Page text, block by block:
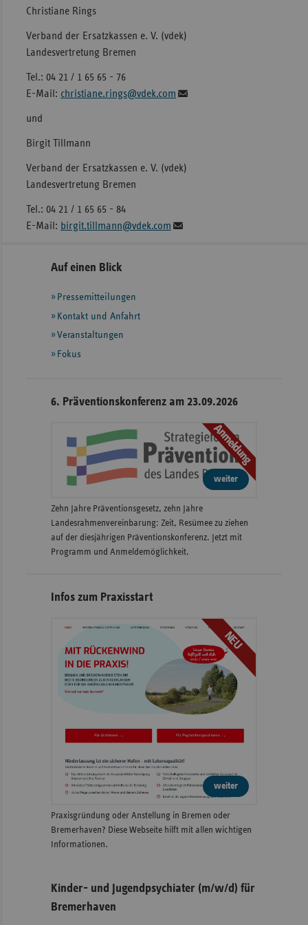
Christiane Rings
Verband der Ersatzkassen e. V. (vdek)
Landesvertretung Bremen
Tel.: 04 21 / 1 65 65 - 76
E-Mail: christiane.rings@vdek.com
und
Birgit Tillmann
Verband der Ersatzkassen e. V. (vdek)
Landesvertretung Bremen
Tel.: 04 21 / 1 65 65 - 84
E-Mail: birgit.tillmann@vdek.com
Seitennavigation
Seitenleiste
weiteren
Informationen
Auf einen Blick
Pressemitteilungen
Kontakt und Anfahrt
Veranstaltungen
Fokus
6. Präventionskonferenz am 23.09.2026
Anmeldung
weiter
Zehn Jahre Präventionsgesetz, zehn Jahre
Landesrahmenvereinbarung: Zeit, Resümee zu ziehen
auf der diesjährigen Präventionskonferenz. Jetzt mit
Programm und Anmeldemöglichkeit.
Infos zum Praxisstart
NEU
weiter
Praxisgründung oder Anstellung in Bremen oder
Bremerhaven? Diese Webseite hilft mit allen wichtigen
Informationen.
Kinder- und Jugendpsychiater (m/w/d) für
Bremerhaven